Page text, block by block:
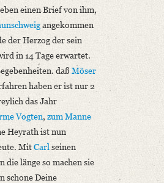
einen Brief von ihm,
angekommen
der Herzog der sein
in 14 Tage erwartet.
daß Möser
haben er ist nur 2
das Jahr
Vogten, zum Manne
Heyrath ist nun
MitCarl seinen
die länge so machen sie
schone Deine